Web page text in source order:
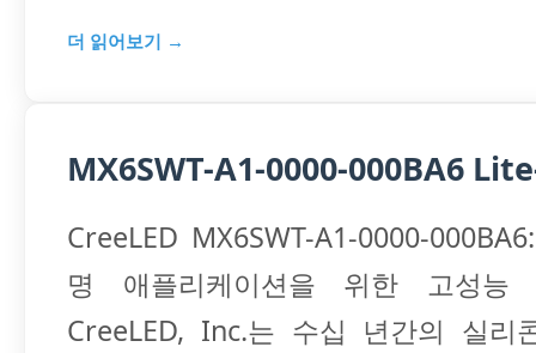
더 읽어보기 →
MX6SWT-A1-0000-000BA6
CreeLED MX6SWT-A1-0000-
명 애플리케이션을 위한 고성능
CreeLED, Inc.는 수십 년간의 실리